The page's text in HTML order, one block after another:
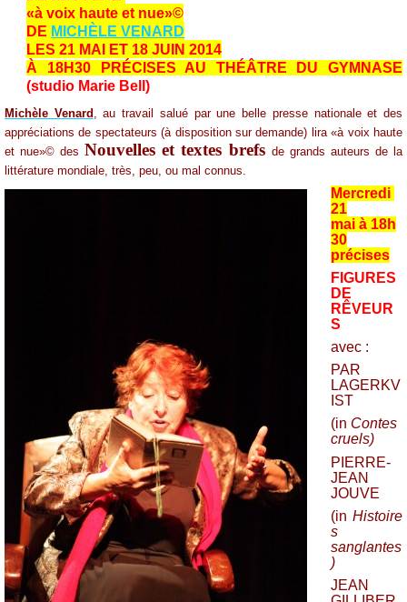
«à voix haute et nue»©
DE MICHÈLE VENARD
LES 21 MAI ET 18 JUIN 2014
À 18H30 PRÉCISES AU THÉÂTRE DU GYMNASE
(studio Marie Bell)
Michèle Venard
, au travail salué par une belle presse nationale et des
appréciations de spectateurs (à disposition sur demande) lira «à voix haute
et nue»© des Nouvelles et textes brefs de grands auteurs de la
littérature mondiale, très, peu, ou mal connus.
Mercredi
21
maià 18h
30
précises
FIGURES
DE
RÊVEUR
S
avec :
PAR
LAGERKV
IST
(in Contes
cruels)
PIERRE-
JEAN
JOUVE
(in Histoire
s
sanglantes
)
JEAN